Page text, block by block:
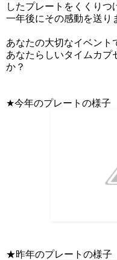
したプレートをくくりつ
一年後にその感動を送り
あなたの大切なイベント
あなたらしいタイムカプ
か？
★今年のプレートの様子
★昨年のプレートの様子